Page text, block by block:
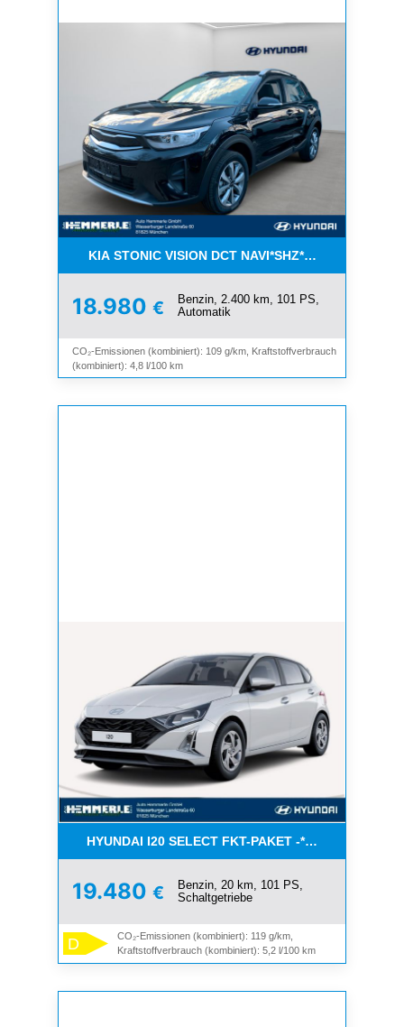
KIA STONIC VISION DCT
18.980 €
Benzin, 2.400 km, 101 PS,
Automatik
CO₂-Emissionen (kombiniert): 109 g/km, Kraftstoffverbrauch
(kombiniert): 4,8 l/100 km
HYUNDAI I20 SELECT FKT-PAKET -*NAVI*KLIMA*
19.480 €
Benzin, 20 km, 101 PS,
Schaltgetriebe
D
CO₂-Emissionen (kombiniert): 119 g/km,
Kraftstoffverbrauch (kombiniert): 5,2 l/100 km